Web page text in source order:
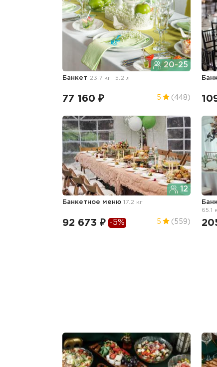
20-25
Банкет 23.7 кг 5.2 л
77 160 ₽ 5 (448)
12
Банкетное меню17.2 кг
92 673 ₽ -5% 5 (559)
65.1